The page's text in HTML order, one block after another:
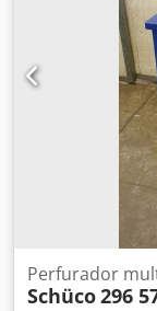
Perfurador
Schüco296